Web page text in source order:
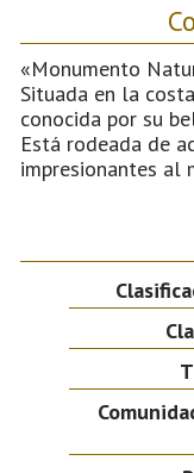
«Monumento
Situada en la
conocida por su
Está rodeada de
impresionantes al